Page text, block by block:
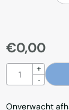
€0,00
Aantal
+
-
Onverwacht